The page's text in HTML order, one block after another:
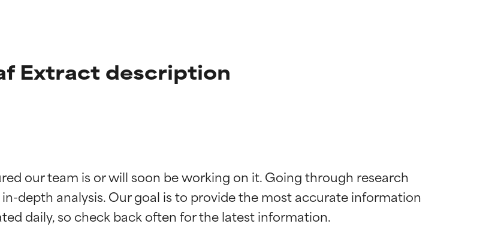
Extract description
our team is or will soon be working on it. Going through research
depth analysis. Our goal is to provide the most accurate information
studi indipendenti. Ingrediente attivo eccezionale per la maggior
studi indipendenti. Ingrediente attivo eccezionale per la maggior